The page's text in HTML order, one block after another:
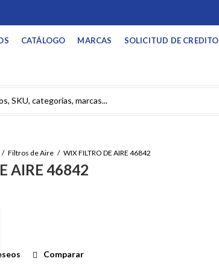
CATÁLOGO MARCAS SOLICITUD DE CREDITO
Filtros de Aire WIX FILTRO DE AIRE 46842
AIRE 46842
Comparar